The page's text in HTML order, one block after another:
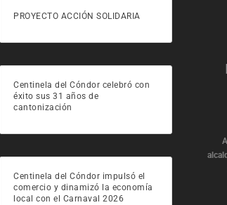
PROYECTO ACCIÓN SOLIDARIA
Centinela del Cóndor celebró con
éxito sus 31 años de
cantonización
Centinela del Cóndor impulsó el
comercio y dinamizó la economía
local con el Carnaval 2026